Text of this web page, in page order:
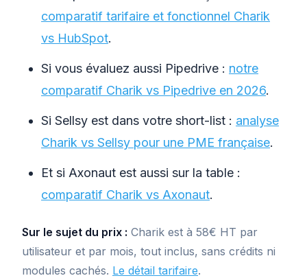
comparatif tarifaire et fonctionnel Charik
vs HubSpot.
Si vous évaluez aussi Pipedrive : notre
comparatif Charik vs Pipedrive en 2026.
Si Sellsy est dans votre short-list : analyse
Charik vs Sellsy pour une PME française.
Et si Axonaut est aussi sur la table :
comparatif Charik vs Axonaut.
Sur le sujet du prix : Charik est à 58€ HT par
utilisateur et par mois, tout inclus, sans crédits ni
modules cachés. Le détail tarifaire.